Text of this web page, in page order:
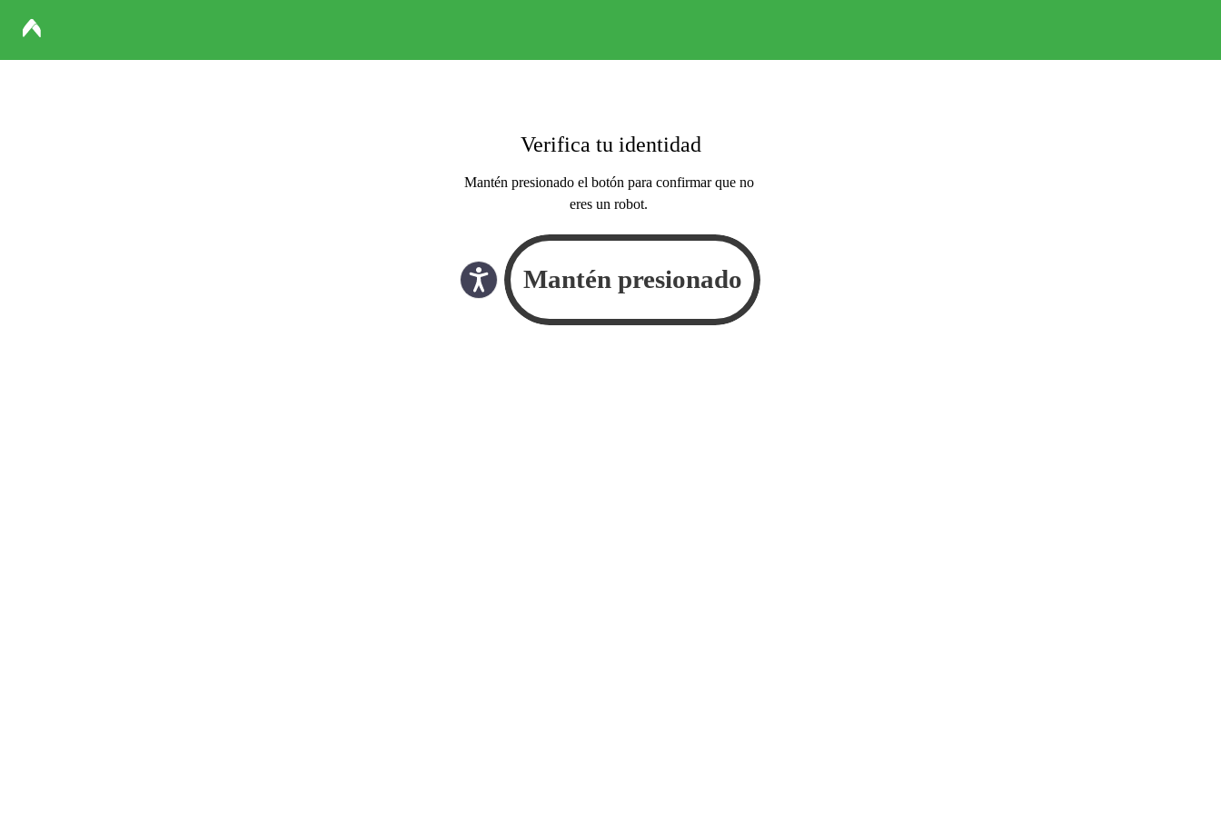
Verifica tu identidad
Mantén presionado el botón para confirmar que no
eres un robot.